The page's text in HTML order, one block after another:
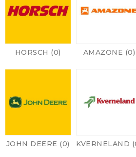
HORSCH (0) AMAZONE (0)
JOHN DEERE (0) KVERNELAND